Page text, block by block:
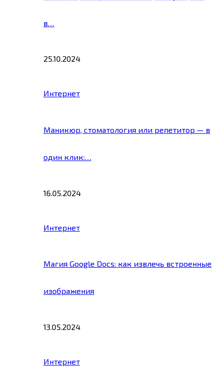
в…
25.10.2024
Интернет
Маникюр, стоматология или репетитор — в
один клик:…
16.05.2024
Интернет
Магия Google Docs: как извлечь встроенные
изображения
13.05.2024
Интернет